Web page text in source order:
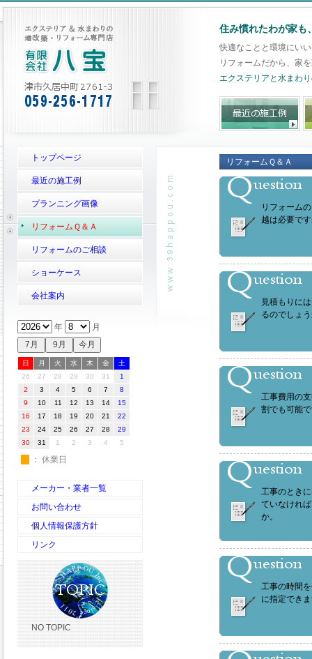
住み慣れたわが家も
快適なことと環境にい
リフォームだから、家
エクステリアと水まわ
トップページ
最近の施工例
プランニング画像
リフォームＱ＆Ａ
リフォームのご相談
ショーケース
会社案内
年 月
日 月 火 水 木 金
土
26
27 28 29 30 31
1
2
3 4 5 6 7
8
9
10 11 12 13 14
15
16
17 18 19 20 21
22
23
24 25 26 27 28
29
30
31 1 2 3 4 5
： 休業日
メーカー・業者一覧
お問い合わせ
個人情報保護方針
リンク
NO TOPIC
リフォームＱ＆Ａ
リフォーム
越は必要で
見積もりに
るのでしょ
工事費用の
割でも可能
工事のとき
ていなけれ
か。
工事の時間
に指定でき